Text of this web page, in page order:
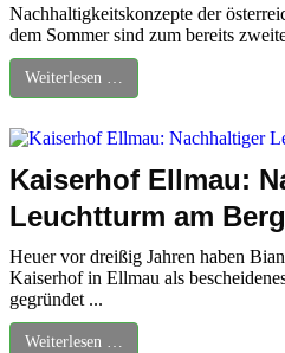
Nachhaltigkeitskonzepte der
dem Sommer sind zum bereits
Weiterlesen …
Kaiserhof Ellmau:
Leuchtturm am Berg
Heuer vor dreißig Jahren haben
Kaiserhof in Ellmau als
gegründet ...
Weiterlesen …